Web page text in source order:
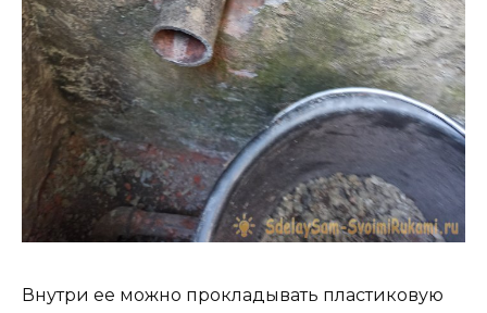
Внутри ее можно прокладывать пластиковую